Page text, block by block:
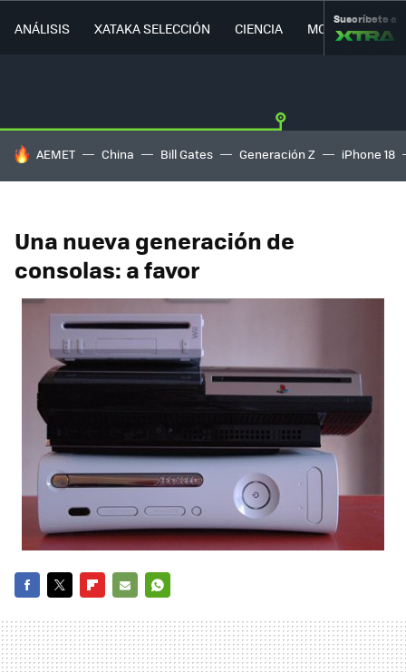
ANÁLISIS XATAKA SELECCIÓN CIENCIA MOVILIDAD
Suscríbete a
HOY SE HABLA DE
AEMET China Bill Gates Generación Z iPhone 18
Una nueva generación de
consolas: a favor
MAIL